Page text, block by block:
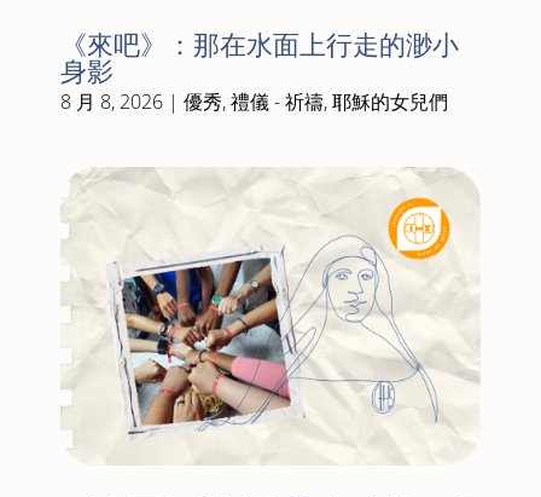
《來吧》：那在水面上行走的渺小
身影
8 月 8, 2026| 優秀,禮儀 - 祈禱,耶穌的女兒們